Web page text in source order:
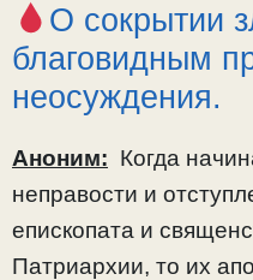
О сокрытии
благовидным
неосуждения.
Аноним: Когда
неправости и
епископата и
Патриархии, то их